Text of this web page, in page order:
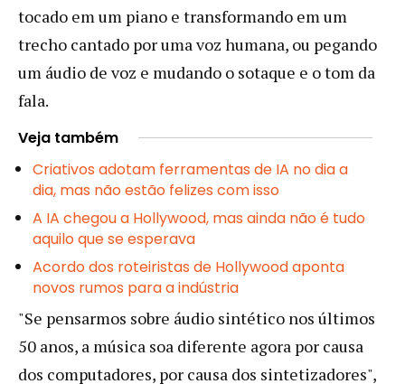
tocado em um piano e transformando em um
trecho cantado por uma voz humana, ou pegando
um áudio de voz e mudando o sotaque e o tom da
fala.
Veja também
Criativos adotam ferramentas de IA no dia a
dia, mas não estão felizes com isso
A IA chegou a Hollywood, mas ainda não é tudo
aquilo que se esperava
Acordo dos roteiristas de Hollywood aponta
novos rumos para a indústria
"Se pensarmos sobre áudio sintético nos últimos
50 anos, a música soa diferente agora por causa
dos computadores, por causa dos sintetizadores",